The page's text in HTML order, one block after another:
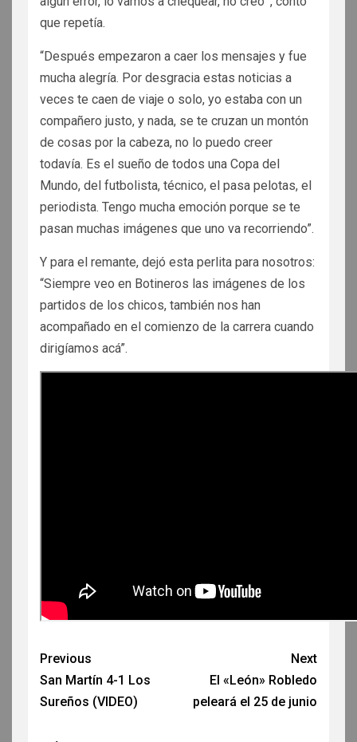
que repetía.
“Después empezaron a caer los mensajes y fue
mucha alegría. Por desgracia estas noticias a
veces te caen de viaje o solo, yo estaba con un
compañero justo, y nada, se te cruzan un montón
de cosas por la cabeza, no lo puedo creer
todavía. Es el sueño de todos una Copa del
Mundo, del futbolista, técnico, el pasa pelotas, el
periodista. Tengo mucha emoción porque se te
pasan muchas imágenes que uno va recorriendo”.
Y para el remante, dejó esta perlita para nosotros:
“Siempre veo en Botineros las imágenes de los
partidos de los chicos, también nos han
acompañado en el comienzo de la carrera cuando
dirigíamos acá”.
Previous
San Martín 4-1 Los
Sureños (VIDEO)
Next
El «León» Robledo
peleará el 25 de junio